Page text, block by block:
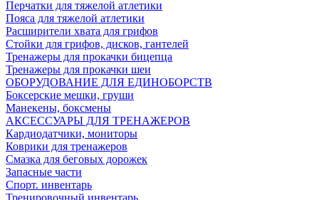
Перчатки для тяжелой атлетики
Пояса для тяжелой атлетики
Расширители хвата для грифов
Стойки для грифов, дисков, гантелей
Тренажеры для прокачки бицепца
Тренажеры для прокачки шеи
ОБОРУДОВАНИЕ ДЛЯ ЕДИНОБОРСТВ
Боксерские мешки, груши
Манекены, боксмены
АКСЕССУАРЫ ДЛЯ ТРЕНАЖЕРОВ
Кардиодатчики, мониторы
Коврики для тренажеров
Смазка для беговых дорожек
Запасные части
Спорт. инвентарь
Тренировочный инвентарь